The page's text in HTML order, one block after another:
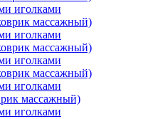
массажный)
иголками